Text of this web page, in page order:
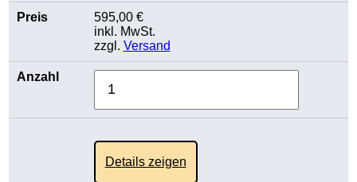
595,00 €
inkl. MwSt.
zzgl. Versand
Details zeigen